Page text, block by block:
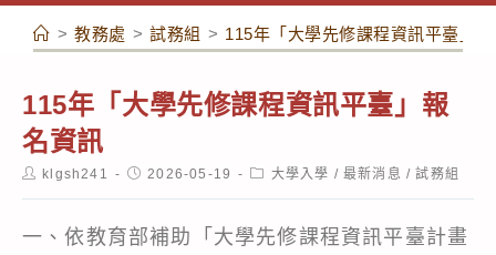
容
> 教務處 > 試務組 > 115年「大學先修課程資訊平臺」
115年「大學先修課程資訊平臺」報
名資訊
Postklgsh241
Post2026-05-19
Post大學入學 / 最新消息 / 試務組
一、依教育部補助「大學先修課程資訊平臺計畫